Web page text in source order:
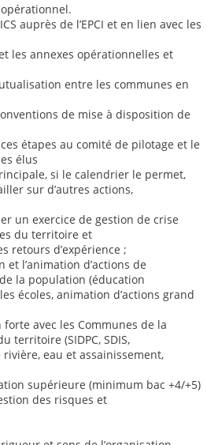
auprès de l’EPCI et en lien avec les
les annexes opérationnelles et
entre les communes en
de mise à disposition de
étapes au comité de pilotage et le
élus
si le calendrier le permet,
sur d’autres actions,
un exercice de gestion de crise
du territoire et
retours d’expérience ;
l’animation d’actions de
la population (éducation
écoles, animation d’actions grand
avec les Communes de la
territoire (SIDPC, SDIS,
eau et assainissement,
supérieure (minimum bac +4/+5)
des risques et